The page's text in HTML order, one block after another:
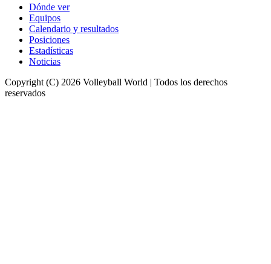
Dónde ver
Equipos
Calendario y resultados
Posiciones
Estadísticas
Noticias
Copyright (C) 2026 Volleyball World | Todos los derechos
reservados